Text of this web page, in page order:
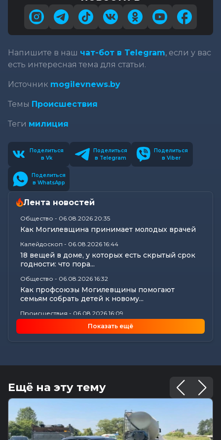
Напишите в наш чат-бот в Telegram, если у вас
есть интересная тема для статьи.
Источник mogilevnews.by
Темы Происшествия
Теги милиция
Поделиться
в Vk
Поделиться
в Telegram
Поделиться
в Viber
Поделиться
в WhatsApp
Лента новостей
Общество - 06.08.2026 20:35
Как Могилевщина принимает молодых врачей
Калейдоскоп - 06.08.2026 16:44
18 вещей в доме, у которых есть скрытый срок
годности: что пора...
Общество - 06.08.2026 16:32
Как профсоюзы Могилевщины помогают
семьям собрать детей к новому...
Происшествия - 06.08.2026 16:09
Три человека пострадали в аварии на
Славгородском шоссе в Могилеве
окончательных расчетов выявил...
Все новости
Память святителя Георгия Конисского почтили
Общество 06.08.2026 15:00
Погода 7 августа в Могилевской области:
ливни, град, шквалистый...
Показать ещё
Ещё на эту тему